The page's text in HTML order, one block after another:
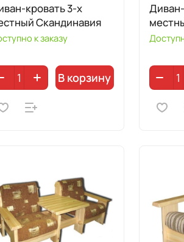
кровать 3-х
Скандинавия
к заказу
В корзину